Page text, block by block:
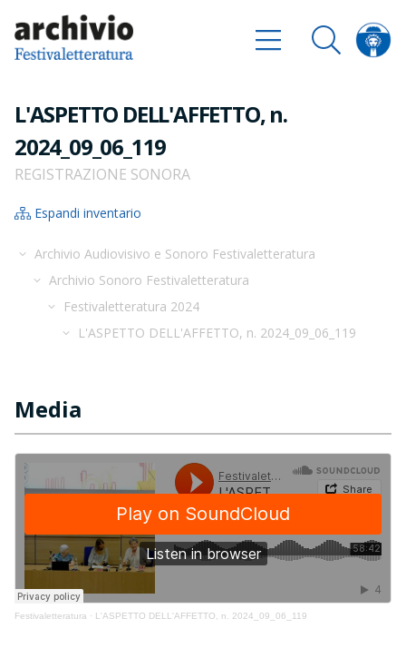
L'ASPETTO DELL'AFFETTO, n.
2024_09_06_119
REGISTRAZIONE SONORA
Espandi inventario
Archivio Audiovisivo e Sonoro Festivaletteratura
Archivio Sonoro Festivaletteratura
Festivaletteratura 2024
L'ASPETTO DELL'AFFETTO, n. 2024_09_06_119
Media
Festivaletteratura · L'ASPETTO DELL'AFFETTO, n. 2024_09_06_119